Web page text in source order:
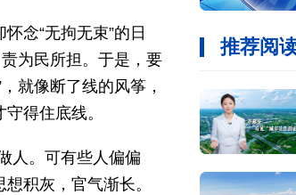
念“无拘无束”的日
为民所担。于是，要
就像断了线的风筝，
得住底线。
人。可有些人偏偏
积灰，官气渐长。